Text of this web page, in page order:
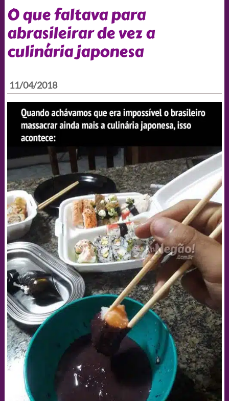
O que faltava para
abrasileirar de vez a
culinária japonesa
11/04/2018